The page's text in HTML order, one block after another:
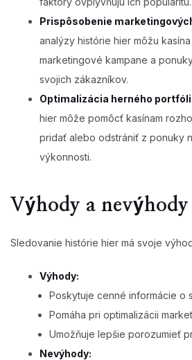
Prispôsobenie
analýzy histórie hier môžu
marketingové kampane a
svojich zákazníkov.
Optimalizácia herného
hier môže pomôcť kasínam
pridať alebo odstrániť z ponuky
výkonnosti.
Výhody a nevýhody
Sledovanie histórie hier má svoje
Výhody:
Poskytuje cenné informácie o
Pomáha pri optimalizácii
Umožňuje lepšie porozumieť
Nevýhody: